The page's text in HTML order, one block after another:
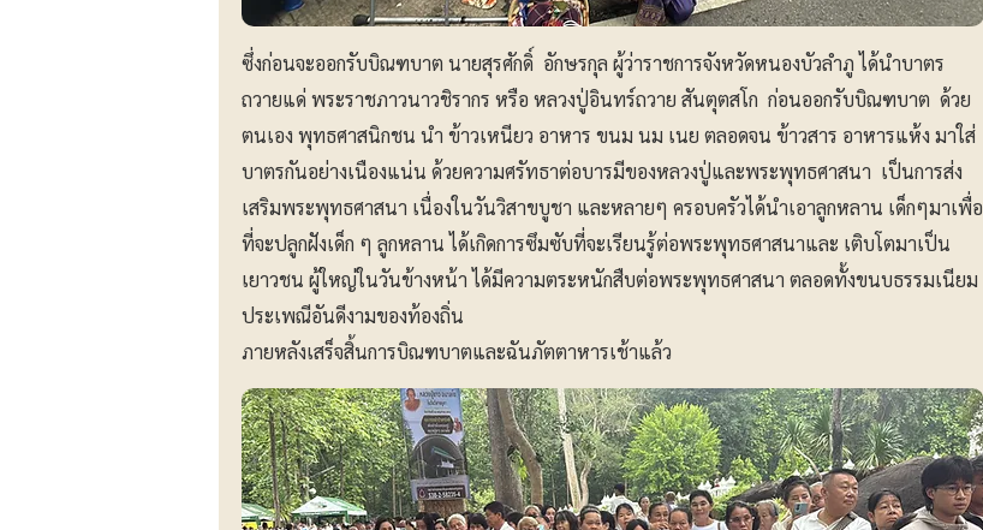
ซึ่งก่อนจะออกรับบิณฑบาต นายสุรศักดิ์ อักษรกุล ผู้ว่าราชการจังหวัดหนองบัวลำภู ได้นำบาตร
ถวายแด่ พระราชภาวนาวชิรากร หรือ หลวงปู่อินทร์ถวาย สันตุตสโก ก่อนออกรับบิณฑบาต ด้วย
ตนเอง พุทธศาสนิกชน นำ ข้าวเหนียว อาหาร ขนม นม เนย ตลอดจน ข้าวสาร อาหารแห้ง มาใส่
บาตรกันอย่างเนืองแน่น ด้วยความศรัทธาต่อบารมีของหลวงปู่และพระพุทธศาสนา เป็นการส่ง
เสริมพระพุทธศาสนา เนื่องในวันวิสาขบูชา และหลายๆ ครอบครัวได้นำเอาลูกหลาน เด็กๆมาเพื่อ
ที่จะปลูกฝังเด็ก ๆ ลูกหลาน ได้เกิดการซึมซับที่จะเรียนรู้ต่อพระพุทธศาสนาและ เติบโตมาเป็น
เยาวชน ผู้ใหญ่ในวันข้างหน้า ได้มีความตระหนักสืบต่อพระพุทธศาสนา ตลอดทั้งขนบธรรมเนียม
ประเพณีอันดีงามของท้องถิ่น
ภายหลังเสร็จสิ้นการบิณฑบาตและฉันภัตตาหารเช้าแล้ว